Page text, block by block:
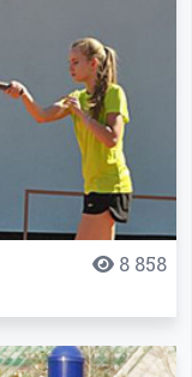
8 858